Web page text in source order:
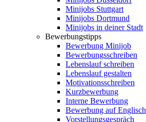
Minijobs Stuttgart
Minijobs Dortmund
Minijobs in deiner Stadt
Bewerbungstipps
Bewerbung Minijob
Bewerbungsschreiben
Lebenslauf schreiben
Lebenslauf gestalten
Motivationsschreiben
Kurzbewerbung
Interne Bewerbung
Bewerbung auf Englisch
Vorstellungsgespräch